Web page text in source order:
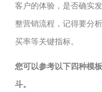
客户的体验，是否确实
整营销流程，记得要分
买率等关键指标。
您可以参考以下四种模
斗。